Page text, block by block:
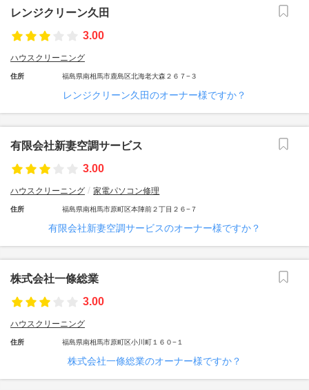
レンジクリーン久田
3.00
ハウスクリーニング
住所 福島県南相馬市鹿島区北海老大森２６７−３
レンジクリーン久田のオーナー様ですか？
有限会社新妻空調サービス
3.00
ハウスクリーニング 家電パソコン修理
住所 福島県南相馬市原町区本陣前２丁目２６−７
有限会社新妻空調サービスのオーナー様ですか？
株式会社一條総業
3.00
ハウスクリーニング
住所 福島県南相馬市原町区小川町１６０−１
株式会社一條総業のオーナー様ですか？